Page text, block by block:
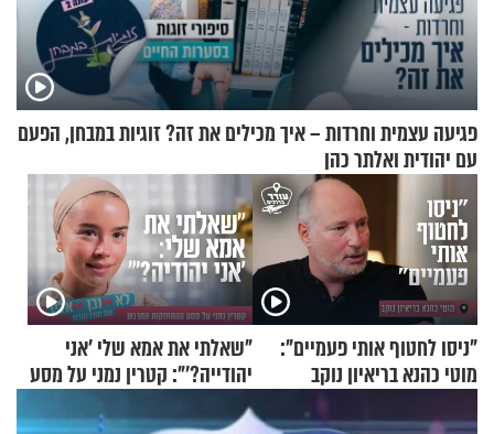
פגיעה עצמית וחרדות – איך מכילים את זה? זוגיות במבחן, הפעם
עם יהודית ואלתר כהן
"ניסו לחטוף אותי פעמיים":
מוטי כהנא בריאיון נוקב
"שאלתי את אמא שלי 'אני
יהודייה?'": קטרין נמני על מסע
ההתחזקות המרגש